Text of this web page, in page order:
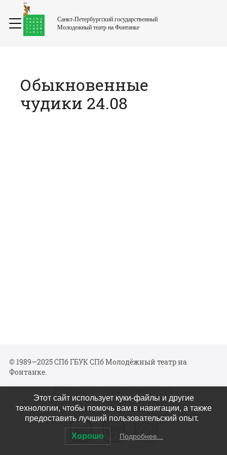
Санкт-Петербургский государственный
Молодежный театр на Фонтанке
Обыкновенные
чудики 24.08
© 1989—2025 СПб ГБУК СПб Молодёжный театр на
Фонтанке.
Политика конфиденциальности
Мы в соцсетях
Этот сайт использует куки-файлы и другие
технологии, чтобы помочь вам в навигации, а также
предоставить лучший пользовательский опыт.
Хорошо Подробнее...